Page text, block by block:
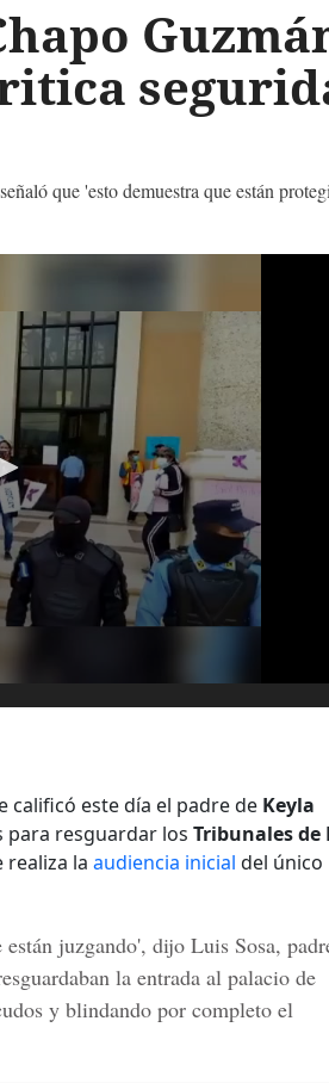
que 'esto demuestra que están
calificó este día el padre de Keyla
para resguardar los Tribunales de
realiza la audiencia inicial del único
están juzgando', dijo Luis Sosa,
la entrada al palacio de
y blindando por completo el